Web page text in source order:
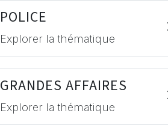
POLICE
Explorer la thématique
GRANDES AFFAIRES
Explorer la thématique